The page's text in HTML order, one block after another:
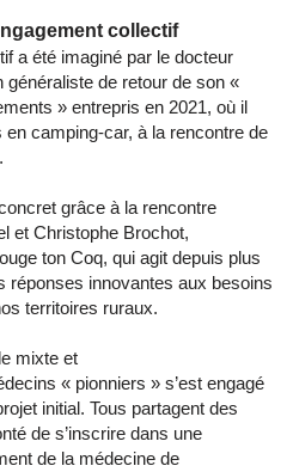
collectif
a été imaginé par le docteur
de retour de son «
» entrepris en 2021, où il
camping-car, à la rencontre de
grâce à la rencontre
et Christophe Brochot,
ton Coq, qui agit depuis plus
réponses innovantes aux besoins
territoires ruraux.
mixte et
« pionniers » s’est engagé
initial. Tous partagent des
de s’inscrire dans une
de la médecine de